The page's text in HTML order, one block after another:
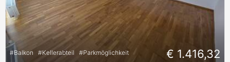
#Balkon #Kellerabteil #Parkmöglichkeit € 1.416,32